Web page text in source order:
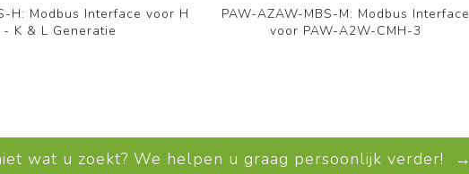
H: Modbus Interface voor H
- K & L Generatie
PAW-AZAW-MBS-M: Modbus Interface
voor PAW-A2W-CMH-3
wat u zoekt? We helpen u graag persoonlijk verder! →